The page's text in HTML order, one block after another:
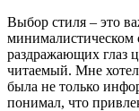
Выбор стиля – это
минималистическом
раздражающих глаз
читаемый. Мне
была не только
понимал, что